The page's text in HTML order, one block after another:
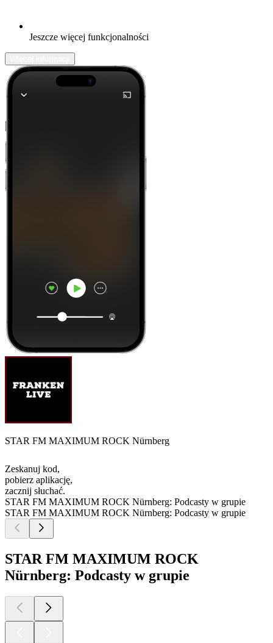
Jeszcze więcej funkcjonalności
STAR FM MAXIMUM ROCK Nürnberg
Zeskanuj kod,
pobierz aplikację,
zacznij słuchać.
STAR FM MAXIMUM ROCK Nürnberg: Podcasty w grupie
STAR FM MAXIMUM ROCK Nürnberg: Podcasty w grupie
STAR FM MAXIMUM ROCK
Nürnberg: Podcasty w grupie